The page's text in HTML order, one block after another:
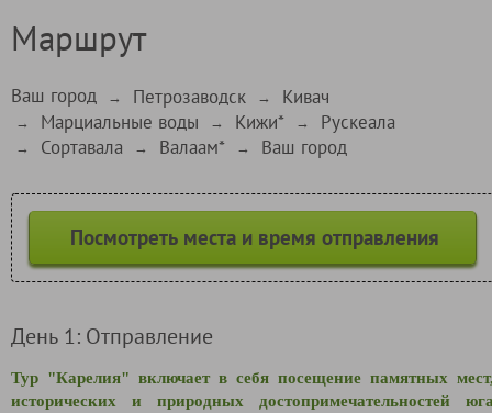
Маршрут
Ваш город → Петрозаводск → Кивач
→ Марциальные воды → Кижи* → Рускеала
→ Сортавала → Валаам* → Ваш город
Посмотреть места и время отправления
День 1: Отправление
Тур "Карелия" включает в себя посещение памятных
исторических и природных достопримечательностей